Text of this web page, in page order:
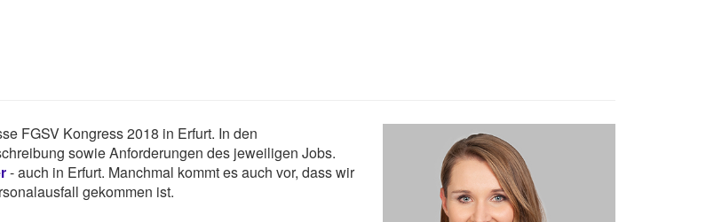
FGSV Kongress 2018 in Erfurt. In den
sowie Anforderungen des jeweiligen Jobs.
- auch in Erfurt. Manchmal kommt es auch vor, dass wir
gekommen ist.